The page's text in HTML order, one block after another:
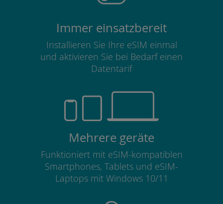
Immer einsatzbereit
Installieren Sie Ihre eSIM einmal
und aktivieren Sie bei Bedarf einen
Datentarif
Mehrere geräte
Funktioniert mit eSIM-kompatiblen
Smartphones, Tablets und eSIM-
Laptops mit Windows 10/11